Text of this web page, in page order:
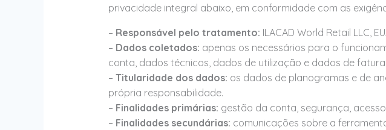
privacidade integral abaixo, em conformidade com as
– Responsável pelo tratamento: ILACAD World Retail LLC,
– Dados coletados: apenas os necessários para o
conta, dados técnicos, dados de utilização e dados de
– Titularidade dos dados: os dados de planogramas e de
própria responsabilidade.
– Finalidades primárias: gestão da conta, segurança,
– Finalidades secundárias: comunicações sobre a